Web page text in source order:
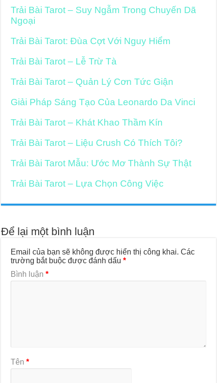
Trải Bài Tarot – Suy Ngẫm Trong Chuyến Dã
Ngoại
Trải Bài Tarot: Đùa Cợt Với Nguy Hiểm
Trải Bài Tarot – Lễ Trừ Tà
Trải Bài Tarot – Quản Lý Cơn Tức Giận
Giải Pháp Sáng Tạo Của Leonardo Da Vinci
Trải Bài Tarot – Khát Khao Thầm Kín
Trải Bài Tarot – Liệu Crush Có Thích Tôi?
Trải Bài Tarot Mẫu: Ước Mơ Thành Sự Thật
Trải Bài Tarot – Lựa Chọn Công Việc
Để lại một bình luận
Email của bạn sẽ không được hiển thị công khai. Các
trường bắt buộc được đánh dấu*
Bình luận*
Tên*